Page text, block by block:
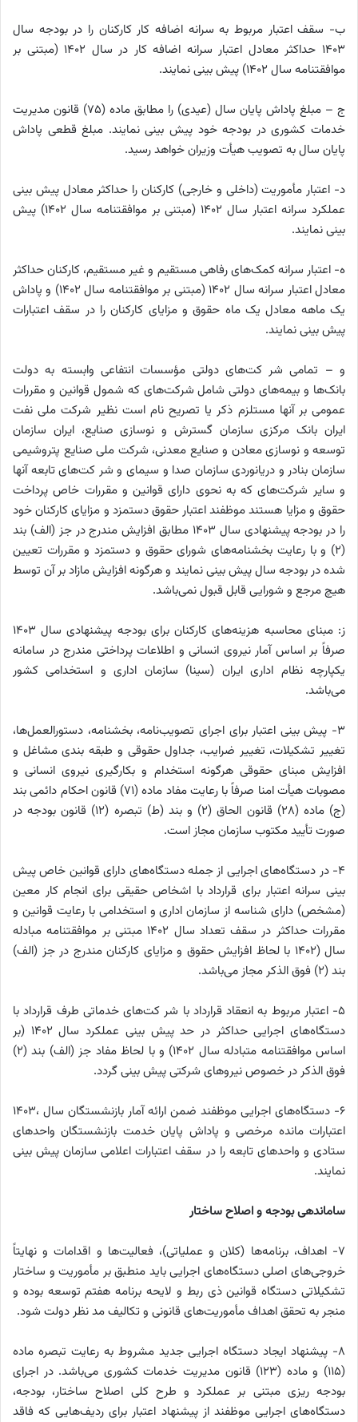
ب- سقف اعتبار مربوط به سرانه اضافه کار کارکنان را در بودجه سال
۱۴۰۳ حداکثر معادل اعتبار سرانه اضافه کار در سال ۱۴۰۲ (مبتنی بر
موافقتنامه سال ۱۴۰۲) پیش بینی نمایند.
ج – مبلغ پاداش پایان سال (عیدی) را مطابق ماده (۷۵) قانون مدیریت
خدمات کشوری در بودجه خود پیش بینی نمایند. مبلغ قطعی پاداش
پایان سال به تصویب هیأت وزیران خواهد رسید.
د- اعتبار مأموریت (داخلی و خارجی) کارکنان را حداکثر معادل پیش بینی
عملکرد سرانه اعتبار سال ۱۴۰۲ (مبتنی بر موافقتنامه سال ۱۴۰۲) پیش
بینی نمایند.
ه- اعتبار سرانه کمک‌های رفاهی مستقیم و غیر مستقیم، کارکنان حداکثر
معادل اعتبار سرانه سال ۱۴۰۲ (مبتنی بر موافقتنامه سال ۱۴۰۲) و پاداش
یک ماهه معادل یک ماه حقوق و مزایای کارکنان را در سقف اعتبارات
پیش بینی نمایند.
و – تمامی شر کت‌های دولتی مؤسسات انتفاعی وابسته به دولت
بانک‌ها و بیمه‌های دولتی شامل شرکت‌های که شمول قوانین و مقررات
عمومی بر آنها مستلزم ذکر یا تصریح نام است نظیر شرکت ملی نفت
ایران بانک مرکزی سازمان گسترش و نوسازی صنایع، ایران سازمان
توسعه و نوسازی معادن و صنایع معدنی، شرکت ملی صنایع پتروشیمی
سازمان بنادر و دریانوردی سازمان صدا و سیمای و شر کت‌های تابعه آنها
و سایر شرکت‌های که به نحوی دارای قوانین و مقررات خاص پرداخت
حقوق و مزایا هستند موظفند اعتبار حقوق دستمزد و مزایای کارکنان خود
را در بودجه پیشنهادی سال ۱۴۰۳ مطابق افزایش مندرج در جز (الف) بند
(۲) و با رعایت بخشنامه‌های شورای حقوق و دستمزد و مقررات تعیین
شده در بودجه سال پیش بینی نمایند و هرگونه افزایش مازاد بر آن توسط
هیچ مرجع و شورایی قابل قبول نمی‌باشد.
ز: مبنای محاسبه هزینه‌های کارکنان برای بودجه پیشنهادی سال ۱۴۰۳
صرفاً بر اساس آمار نیروی انسانی و اطلاعات پرداختی مندرج در سامانه
یکپارچه نظام اداری ایران (سینا) سازمان اداری و استخدامی کشور
می‌باشد.
۳- پیش بینی اعتبار برای اجرای تصویب‌نامه، بخشنامه، دستورالعمل‌ها،
تغییر تشکیلات، تغییر ضرایب، جداول حقوقی و طبقه بندی مشاغل و
افزایش مبنای حقوقی هرگونه استخدام و بکارگیری نیروی انسانی و
مصوبات هیأت امنا صرفاً با رعایت مفاد ماده (۷۱) قانون احکام دائمی بند
(ج) ماده (۲۸) قانون الحاق (۲) و بند (ط) تبصره (۱۲) قانون بودجه در
صورت تأیید مکتوب سازمان مجاز است.
۴- در دستگاه‌های اجرایی از جمله دستگاه‌های دارای قوانین خاص پیش
بینی سرانه اعتبار برای قرارداد با اشخاص حقیقی برای انجام کار معین
(مشخص) دارای شناسه از سازمان اداری و استخدامی با رعایت قوانین و
مقررات حداکثر در سقف تعداد سال ۱۴۰۲ مبتنی بر موافقتنامه مبادله
سال (۱۴۰۲ با لحاظ افزایش حقوق و مزایای کارکنان مندرج در جز (الف)
بند (۲) فوق الذکر مجاز می‌باشد.
۵- اعتبار مربوط به انعقاد قرارداد با شر کت‌های خدماتی طرف قرارداد با
دستگاه‌های اجرایی حداکثر در حد پیش بینی عملکرد سال ۱۴۰۲ (بر
اساس موافقتنامه متبادله سال ۱۴۰۲) و با لحاظ مفاد جز (الف) بند (۲)
فوق الذکر در خصوص نیروهای شرکتی پیش بینی گردد.
6- دستگاه‌های اجرایی موظفند ضمن ارائه آمار بازنشستگان سال ،1403
اعتبارات مانده مرخصی و پاداش پایان خدمت بازنشستگان واحدهای
ستادی و واحدهای تابعه را در سقف اعتبارات اعلامی سازمان پیش بینی
نمایند.
ساماندهی بودجه و اصلاح ساختار
۷- اهداف، برنامه‌ها (کلان و عملیاتی)، فعالیت‌ها و اقدامات و نهایتاً
خروجی‌های اصلی دستگاه‌های اجرایی باید منطبق بر مأموریت و ساختار
تشکیلاتی دستگاه قوانین ذی ربط و لایحه برنامه هفتم توسعه بوده و
منجر به تحقق اهداف مأموریت‌های قانونی و تکالیف مد نظر دولت شود.
۸- پیشنهاد ایجاد دستگاه اجرایی جدید مشروط به رعایت تبصره ماده
(۱۱۵) و ماده (۱۲۳) قانون مدیریت خدمات کشوری می‌باشد. در اجرای
بودجه ریزی مبتنی بر عملکرد و طرح کلی اصلاح ساختار، بودجه،
دستگاه‌های اجرایی موظفند از پیشنهاد اعتبار برای ردیف‌هایی که فاقد